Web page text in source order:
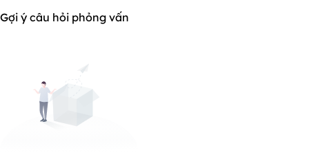
Gợi ý câu hỏi phỏng vấn